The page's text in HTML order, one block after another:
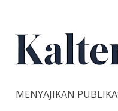
content
MENYAJIKAN